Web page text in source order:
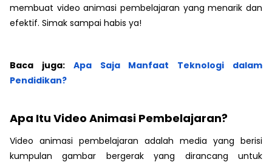
membuat video animasi pembelajaran yang menarik dan
efektif. Simak sampai habis ya!
Baca juga: Apa Saja Manfaat Teknologi dalam
Pendidikan?
Apa Itu Video Animasi Pembelajaran?
Video animasi pembelajaran adalah media yang berisi
kumpulan gambar bergerak yang dirancang untuk